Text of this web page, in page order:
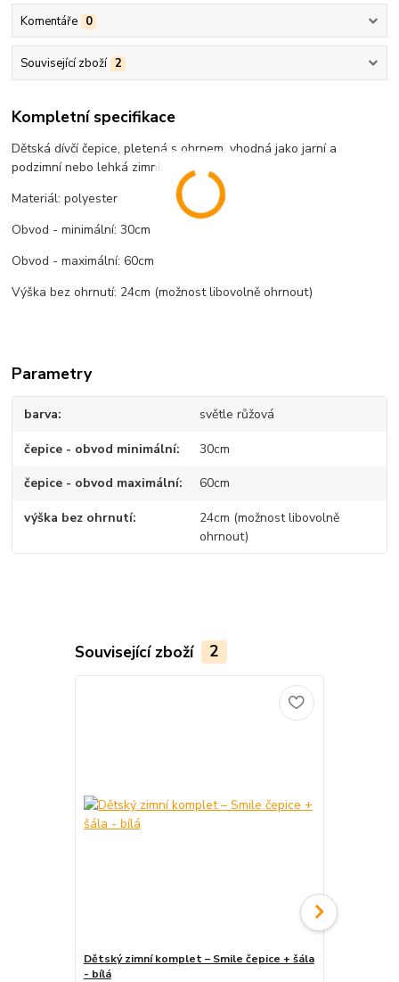
Komentáře 0
Související zboží 2
Kompletní specifikace
Dětská dívčí čepice, pletená s ohrnem, vhodná jako jarní a
podzimní nebo lehká zimní.
Materiál: polyester
Obvod - minimální: 30cm
Obvod - maximální: 60cm
Výška bez ohrnutí: 24cm (možnost libovolně ohrnout)
Parametry
barva světle růžová
čepice - obvod minimální 30cm
čepice - obvod maximální 60cm
výška bez ohrnutí
24cm (možnost libovolně
ohrnout)
Související zboží 2
Dětský zimní komplet – Smile čepice + šála
- bílá